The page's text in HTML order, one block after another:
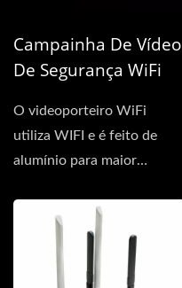
Campainha De Vídeo
De Segurança WiFi
O videoporteiro WiFi
utiliza WIFI e é feito de
alumínio para maior